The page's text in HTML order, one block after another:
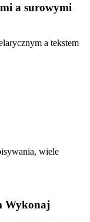
a surowymi
a tekstem
wiele
Wykonaj